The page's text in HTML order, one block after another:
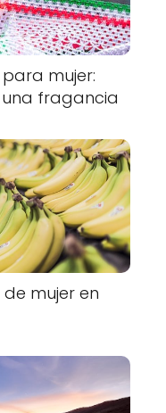
mujer:
fragancia
mujer en